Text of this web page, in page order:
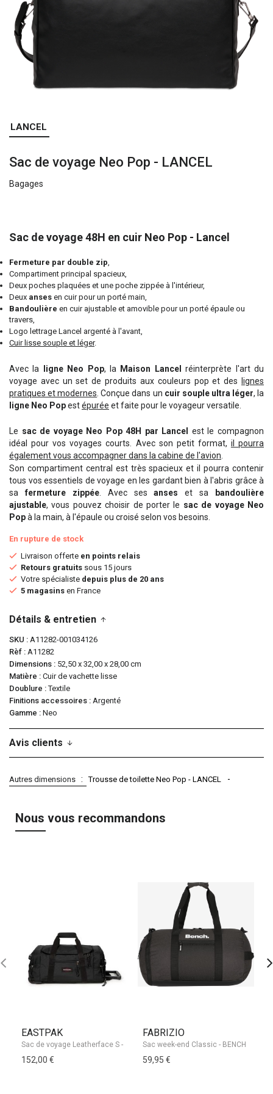
Skip
to
beginning
the
LANCEL
Sac de voyage Neo Pop - LANCEL
Bagages
Sac de voyage 48H en cuir Neo Pop - Lancel
Fermeture par double zip
Compartiment principal spacieux,
Deux poches plaquées et une poche zippée à l'intérieur,
Deux anses en cuir pour un porté main,
Bandoulière en cuir ajustable et amovible pour un porté épaule ou
travers,
Logo lettrage Lancel argenté à l'avant,
Cuir lisse souple et léger.
Avec la ligne Neo Pop, la Maison Lancel
réinterprète l'art du
voyage avec un set de produits aux couleurs pop et des
lignes
pratiques et modernes. Conçue dans un cuir souple ultra léger, la
ligne Neo Popestépurée et faite pour le voyageur versatile.
Le sac de voyage Neo Pop 48H par Lancel
est le compagnon
idéal pour vos voyages courts. Avec son petit format, il pourra
également vous accompagner dans la cabine de l'avion.
Son compartiment central est très spacieux et il pourra contenir
tous vos essentiels de voyage en les gardant bien à l'abris grâce à
safermeture zippée. Avec sesanses et sa
bandoulière
ajustable, vous pouvez choisir de porter le sac de voyage Neo
Popà la main, à l'épaule ou croisé selon vos besoins.
En rupture de stock
Livraison offerte en points relais
Retours gratuits sous 15 jours
Votre spécialiste depuis plus de 20 ans
5 magasins en France
Détails & entretien
SKU
A11282-001034126
Rèf A11282
Dimensions
52,50 x 32,00 x 28,00 cm
Matière
Cuir de vachette lisse
Doublure
Textile
Finitions accessoires Argenté
Gamme
Neo
Avis clients
Autres dimensions Trousse de toilette Neo Pop - LANCEL
Nous vous recommandons
EASTPAK
152,00 €
FABRIZIO
Sac week-end Classic - BENCH
59,95 €